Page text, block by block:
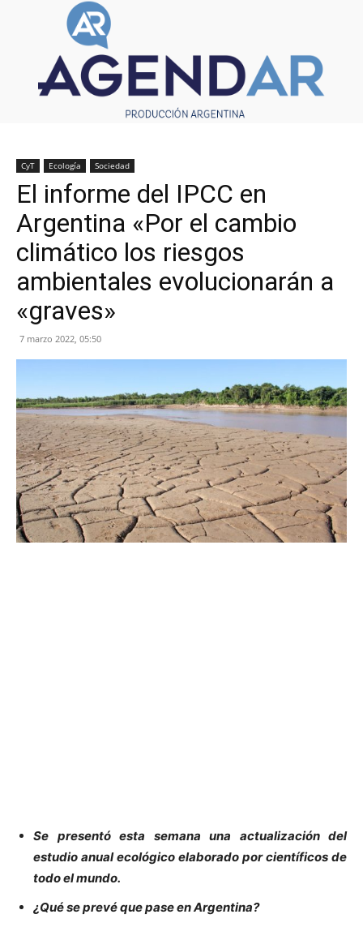
CyT Ecología Sociedad
El informe del IPCC en
Argentina «Por el cambio
climático los riesgos
ambientales evolucionarán a
«graves»
7 marzo 2022, 05:50
Se presentó esta semana una actualización del
estudio anual ecológico elaborado por científicos de
todo el mundo.
¿Qué se prevé que pase en Argentina?